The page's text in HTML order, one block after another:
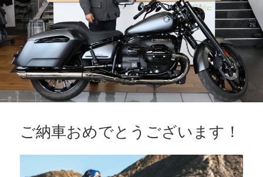
ご納車おめでとうございます！